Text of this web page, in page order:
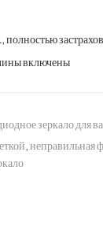
полностью
включены
зеркало для
неправильная